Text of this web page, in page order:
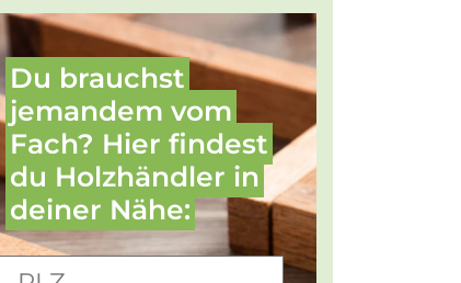
Du brauchst
jemandem vom
Fach? Hier findest
du Holz­händler in
deiner Nähe: